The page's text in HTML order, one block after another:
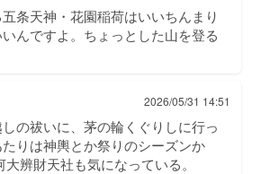
五条天神・花園稲荷はいいちんまり
んですよ。ちょっとした山を登る
2026/05/31 14:51
の祓いに、茅の輪くぐりしに行っ
りは神輿とか祭りのシーズンか
辨財天社も気になっている。